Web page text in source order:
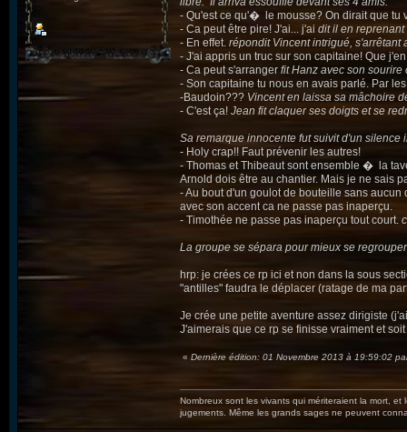
- Qu'est ce qu'� le mousse? On dirait que tu
- Ca peut être pire! J'ai... j'ai dit il en reprenant
- En effet. répondit Vincent intrigué, s'arrêtant
- J'ai appris un truc sur son capitaine! Que
- Ca peut s'arranger fit Hanz avec son sourire
- Son capitaine tu nous en avais parlé. Par
-Baudoin??? Vincent en laissa sa mâchoire
- C'est ça! Jean fit claquer ses doigts et se
Sa remarque innocente fut suivit d'un silence
- Holy crap!! Faut prévenir les autres!
- Thomas et Thibeaut sont ensemble � la
Arnold dois être au chantier. Mais je ne sais
- Au bout d'un goulot de bouteille sans aucun
avec son accent ca ne passe pas inaperçu.
- Timothée ne passe pas inaperçu tout court.
La groupe se sépara pour mieux se
hrp: je crées ce rp ici et non dans la sous
"antilles" faudra le déplacer (ratage de ma
Je crée une petite aventure assez dirigiste
J'aimerais que ce rp se finisse vraiment et
« Dernière édition: 01 Novembre 2013 à 19:59:02
Nombreux sont les vivants qui mériteraient la mort,
jugements. Même les grands sages ne peuvent